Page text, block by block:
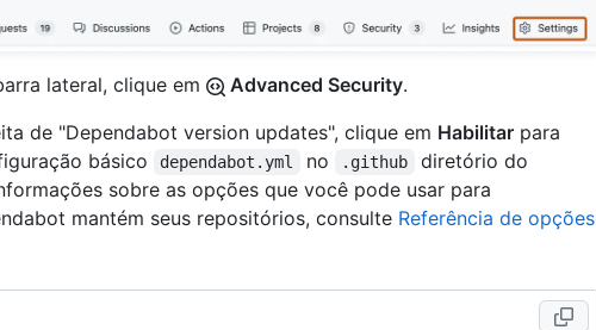
lateral, clique em Advanced Security.
de "Dependabot version updates", clique em Habilitar para
básico
dependabot.yml no .github
diretório do
sobre as opções que você pode usar para
mantém seus repositórios, consulte Referência de opções